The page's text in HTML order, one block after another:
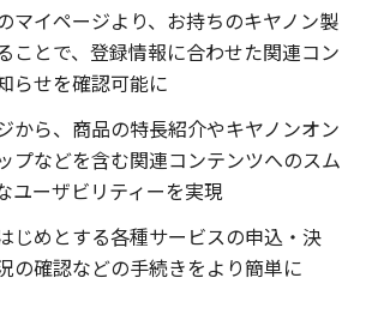
マイページより、お持ちのキヤノン製
ことで、登録情報に合わせた関連コン
らせを確認可能に
から、商品の特長紹介やキヤノンオン
プなどを含む関連コンテンツへのスム
ユーザビリティーを実現
じめとする各種サービスの申込・決
の確認などの手続きをより簡単に